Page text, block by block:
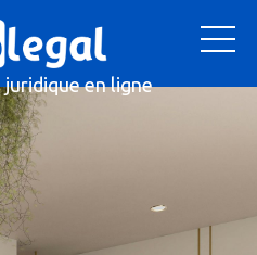
en ligne